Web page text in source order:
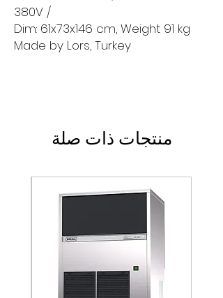
/ 380V
Dim: 61x73x146 cm, Weight 91 kg
Made by Lors, Turkey
منتجات ذات صلة